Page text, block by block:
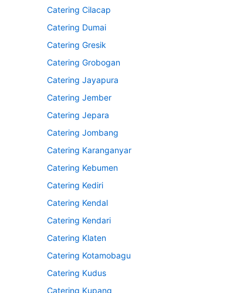
Catering Cilacap
Catering Dumai
Catering Gresik
Catering Grobogan
Catering Jayapura
Catering Jember
Catering Jepara
Catering Jombang
Catering Karanganyar
Catering Kebumen
Catering Kediri
Catering Kendal
Catering Kendari
Catering Klaten
Catering Kotamobagu
Catering Kudus
Catering Kupang